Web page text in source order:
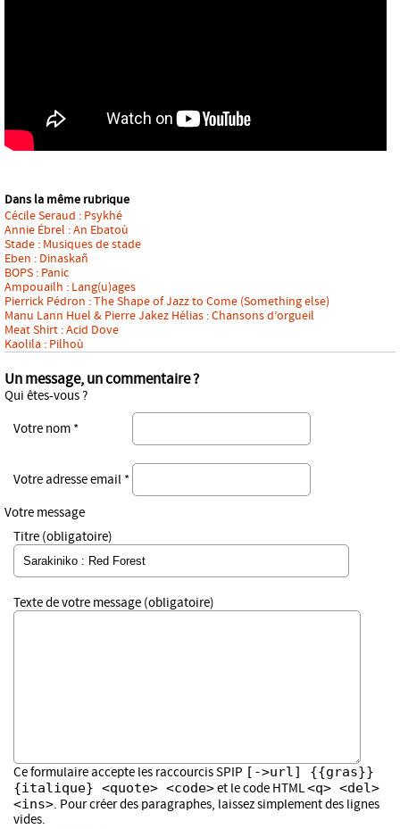
Dans la même rubrique
Cécile Seraud : Psykhé
Annie Ébrel : An Ebatoù
Stade : Musiques de stade
Eben : Dinaskañ
BOPS : Panic
Ampouailh : Lang(u)ages
Pierrick Pédron : The Shape of Jazz to Come (Something else)
Manu Lann Huel & Pierre Jakez Hélias : Chansons d’orgueil
Meat Shirt : Acid Dove
Kaolila : Pilhoù
Un message, un commentaire ?
Qui êtes-vous ?
Votre nom *
Votre adresse email *
Votre message
Titre (obligatoire)
Texte de votre message (obligatoire)
Ce formulaire accepte les raccourcis SPIP [->url] {{gras}}
{italique} <quote> <code>et le code HTML<q> <del>
<ins>. Pour créer des paragraphes, laissez simplement des lignes
vides.